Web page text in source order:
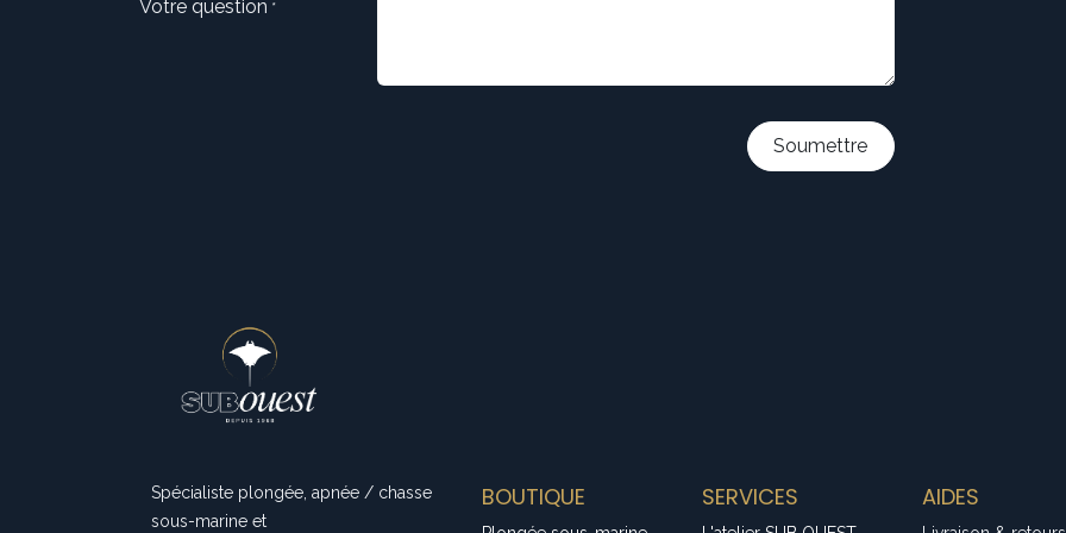
Votre question *
Soumettre
Spécialiste plongée, apnée / chasse
sous-marine et
BOUTIQUE SERVICES AIDES